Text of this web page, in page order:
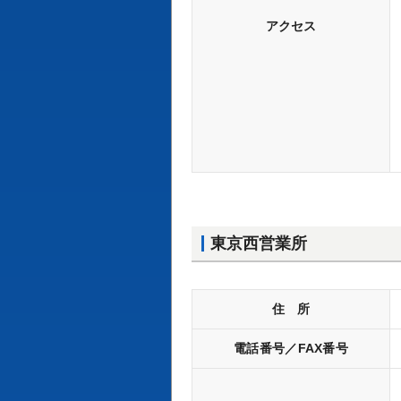
アクセス
東京西営業所
住 所
電話番号／FAX番号